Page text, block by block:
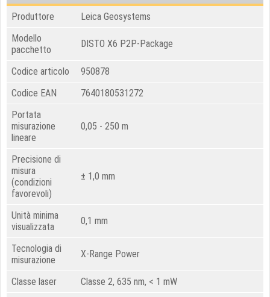
Produttore
Leica Geosystems
Modello
pacchetto
DISTO X6 P2P-Package
Codice articolo
950878
Codice EAN
7640180531272
Portata
misurazione
lineare
0,05 - 250 m
Precisione di
misura
(condizioni
favorevoli)
± 1,0 mm
Unità minima
visualizzata
0,1 mm
Tecnologia di
misurazione
X-Range Power
Classe laser
Classe 2, 635 nm, < 1 mW